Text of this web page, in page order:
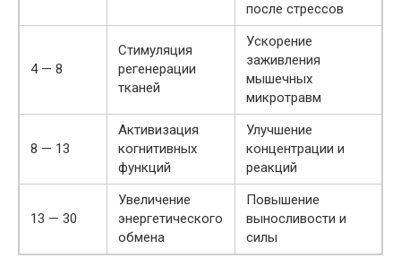
после стрессов
4 — 8
Стимуляция
регенерации
тканей
Ускорение
заживления
мышечных
микротравм
8 — 13
Активизация
когнитивных
функций
Улучшение
концентрации и
реакций
13 — 30
Увеличение
энергетического
обмена
Повышение
выносливости и
силы